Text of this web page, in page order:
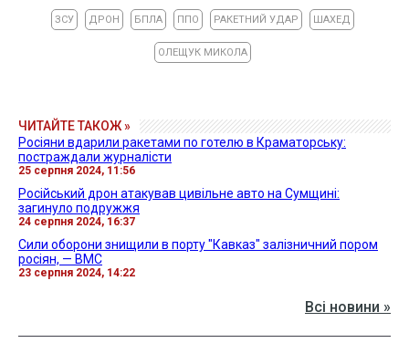
ЗСУ ДРОН БПЛА ППО РАКЕТНИЙ УДАР ШАХЕД
ОЛЕЩУК МИКОЛА
ЧИТАЙТЕ ТАКОЖ »
Росіяни вдарили ракетами по готелю в Краматорську:
постраждали журналісти
25 серпня 2024, 11:56
Російський дрон атакував цивільне авто на Сумщині:
загинуло подружжя
24 серпня 2024, 16:37
Сили оборони знищили в порту "Кавказ" залізничний пором
росіян, — ВМС
23 серпня 2024, 14:22
Всі новини »